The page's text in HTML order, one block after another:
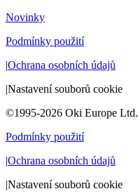
Novinky
Podmínky použití
|Ochrana osobních údajů
|Nastavení souborů cookie
©1995-2026 Oki Europe Ltd.
Podmínky použití
|Ochrana osobních údajů
|Nastavení souborů cookie